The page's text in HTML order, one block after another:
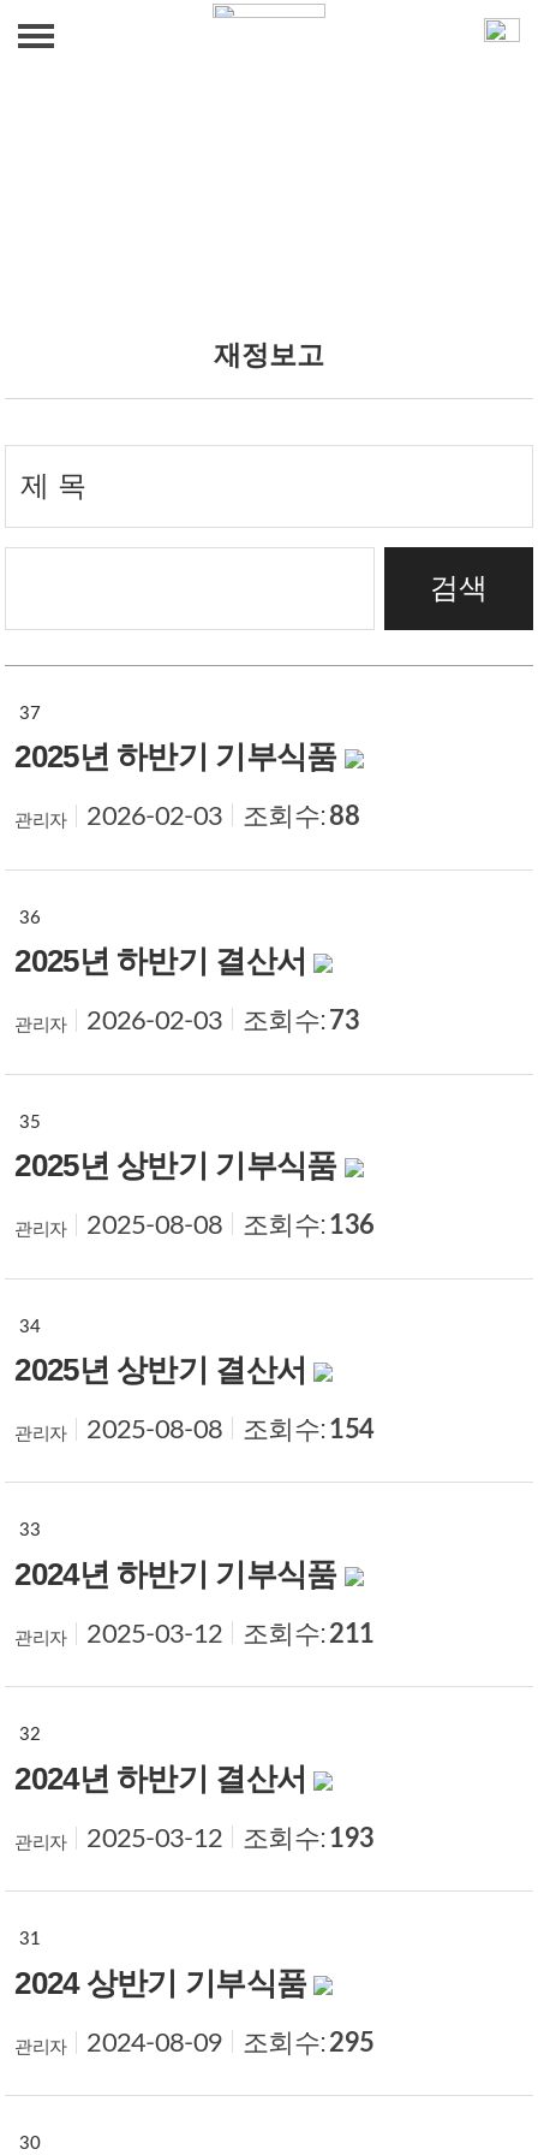
푸드뱅크사업
후원 문의
후원 문의
재정보고
재정보고
검색
37
2025년 하반기 기부식품
관리자 2026-02-03 조회수: 88
36
2025년 하반기 결산서
관리자 2026-02-03 조회수: 73
35
2025년 상반기 기부식품
관리자 2025-08-08 조회수: 136
34
2025년 상반기 결산서
관리자 2025-08-08 조회수: 154
33
2024년 하반기 기부식품
관리자 2025-03-12 조회수: 211
32
2024년 하반기 결산서
관리자 2025-03-12 조회수: 193
31
2024 상반기 기부식품
관리자 2024-08-09 조회수: 295
30